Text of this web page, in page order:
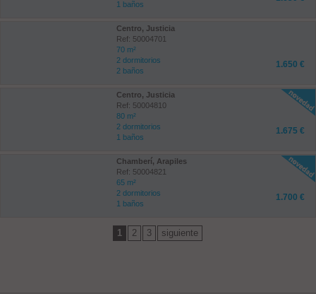
1 baños
Centro, Justicia
Ref: 50004701
70 m²
2 dormitorios
2 baños
1.650 €
Centro, Justicia
Ref: 50004810
80 m²
2 dormitorios
1 baños
1.675 €
Chamberí, Arapiles
Ref: 50004821
65 m²
2 dormitorios
1 baños
1.700 €
1 2 3 siguiente